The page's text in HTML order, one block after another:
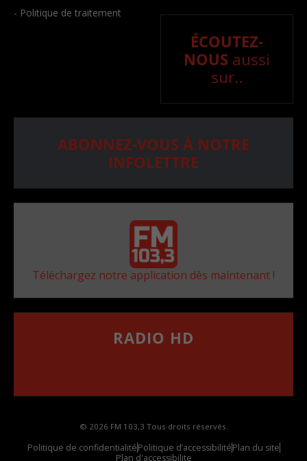
- Politique de traitement
ÉCOUTEZ-
NOUS aussi
sur..
ABONNEZ-VOUS À NOTRE
INFOLETTRE
Téléchargez notre application dès maintenant !
RADIO HD
© 2026 FM 103,3 Tous droits réservés.
Politique de confidentialitéPolitique d’accessibilitéPlan du site
Plan d'accessibilite